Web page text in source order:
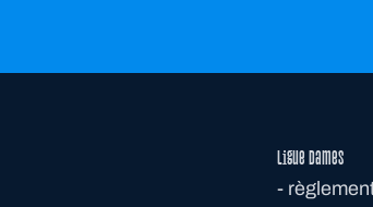
Ligue dames
-